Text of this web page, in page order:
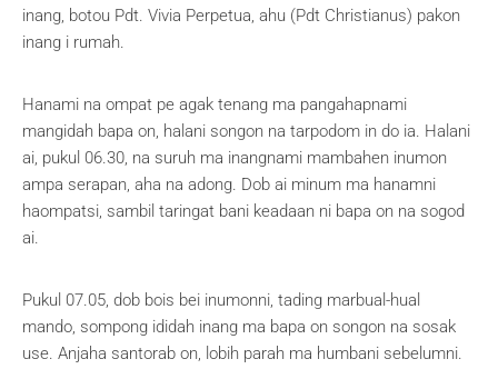
inang, botou Pdt. Vivia Perpetua, ahu (Pdt Christianus) pakon
inang i rumah.
Hanami na ompat pe agak tenang ma pangahapnami
mangidah bapa on, halani songon na tarpodom in do ia. Halani
ai, pukul 06.30, na suruh ma inangnami mambahen inumon
ampa serapan, aha na adong. Dob ai minum ma hanamni
haompatsi, sambil taringat bani keadaan ni bapa on na sogod
ai.
Pukul 07.05, dob bois bei inumonni, tading marbual-hual
mando, sompong ididah inang ma bapa on songon na sosak
use. Anjaha santorab on, lobih parah ma humbani sebelumni.